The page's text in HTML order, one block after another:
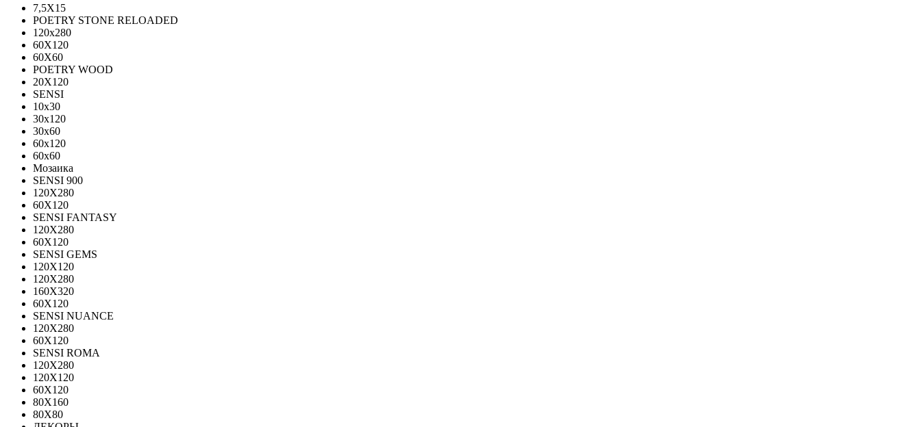
7,5Х15
POETRY STONE RELOADED
120x280
60Х120
60Х60
POETRY WOOD
20Х120
SENSI
10x30
30x120
30x60
60x120
60x60
Мозаика
SENSI 900
120Х280
60X120
SENSI FANTASY
120Х280
60Х120
SENSI GEMS
120Х120
120Х280
160X320
60X120
SENSI NUANCE
120X280
60X120
SENSI ROMA
120X280
120Х120
60X120
80X160
80X80